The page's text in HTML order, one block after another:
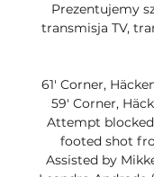
Prezentujemy
transmisja TV,
61' Corner,
59' Corner,
Attempt
footed shot
Assisted by